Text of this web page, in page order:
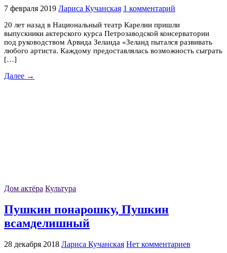
7 февраля 2019 Лариса Кучанская 1 комментарий
20 лет назад в Национальный театр Карелии пришли
выпускники актерского курса Петрозаводской консерватории
под руководством Арвида Зеланда «Зеланд пытался развивать
любого артиста. Каждому предоставлялась возможность сыграть
[…]
Далее →
Дом актёра Культура
Пушкин понарошку, Пушкин
всамделишный
28 декабря 2018 Лариса Кучанская Нет комментариев